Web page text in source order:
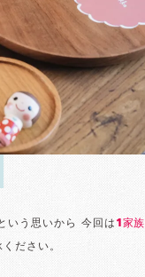
いう思いから 今回は 1家族
ださい。